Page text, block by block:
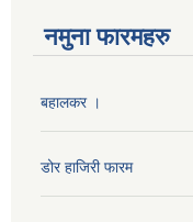
नमुना फारमहरु
बहालकर ।
डोर हाजिरी फारम